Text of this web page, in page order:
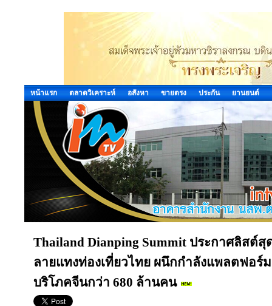
หน้าแรก ตลาดวิเคราะห์ อสังหา ขายตรง ประกัน ยานยนต์
Thailand Dianping Summit ประกาศลิสต์
ลายแทงท่องเที่ยวไทย ผนึกกำลังแพลตฟอร์
บริโภคจีนกว่า 680 ล้านคน